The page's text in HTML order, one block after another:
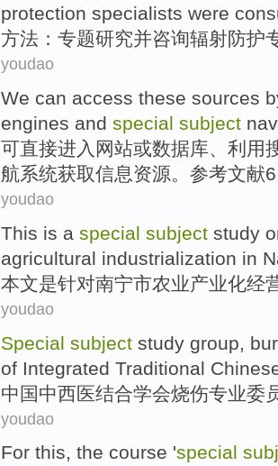
protection specialists were
方法 ： 专题研究并咨询辐射防护
youdao
We can access these sources
engines and special subject
可直接进入 网站或数据库、利用
航系统获取信息资源。参考文献
youdao
This is a special subject study
agricultural industrialization in
本文是针对南宁市农业产业化经
youdao
Special subject study group
of Integrated Traditional
中国中西医结合学会烧伤专业委
youdao
For this, the course 'special